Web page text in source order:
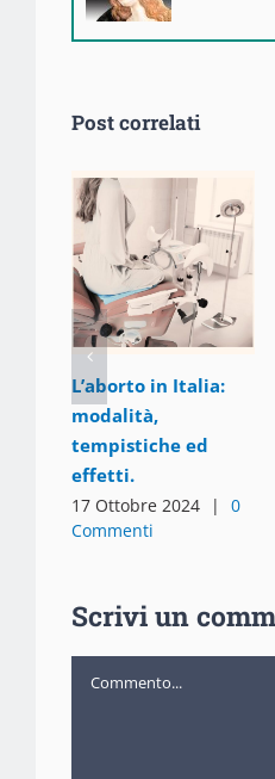
Post correlati
L’aborto in Italia:
modalità,
tempistiche ed
effetti.
17 Ottobre 2024 |
0
Commenti
Scrivi un